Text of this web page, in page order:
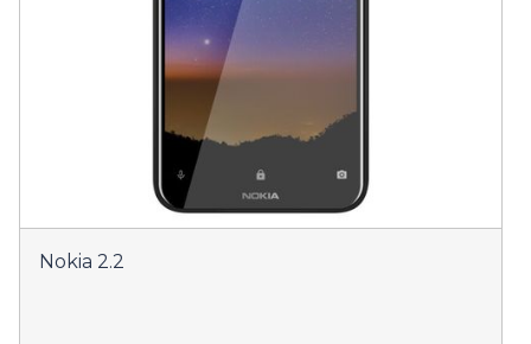
Nokia 2.2